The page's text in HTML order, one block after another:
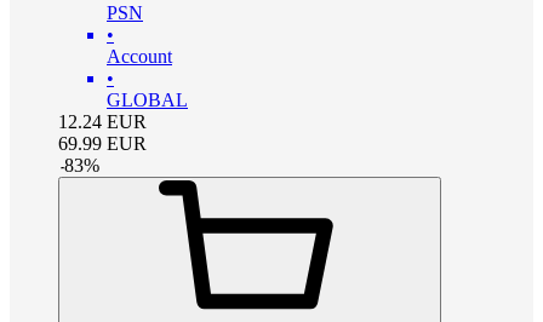
PSN
•
Account
•
GLOBAL
12.24 EUR
69.99 EUR
-83%